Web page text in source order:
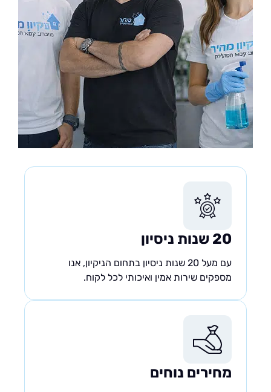
עם מעל 20 שנות ניסיון בתחום הניקיון, אנו
מספקים שירות אמין ואיכותי לכל לקוח.
מחירים נוחים